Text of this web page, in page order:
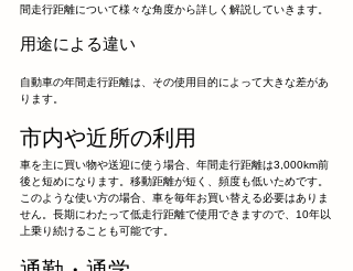
間走行距離について様々な角度から詳しく解説していきます。
用途による違い
自動車の年間走行距離は、その使用目的によって大きな差があ
ります。
市内や近所の利用
車を主に買い物や送迎に使う場合、年間走行距離は3,000km前
後と短めになります。移動距離が短く、頻度も低いためです。
このような使い方の場合、車を毎年お買い替える必要はありま
せん。長期にわたって低走行距離で使用できますので、10年以
上乗り続けることも可能です。